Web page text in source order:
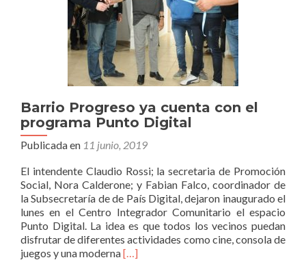
Barrio Progreso ya cuenta con el
programa Punto Digital
Publicada en 11 junio, 2019
El intendente Claudio Rossi; la secretaria de Promoción
Social, Nora Calderone; y Fabian Falco, coordinador de
la Subsecretaría de de País Digital, dejaron inaugurado el
lunes en el Centro Integrador Comunitario el espacio
Punto Digital. La idea es que todos los vecinos puedan
disfrutar de diferentes actividades como cine, consola de
juegos y una modernaLeer
[…]